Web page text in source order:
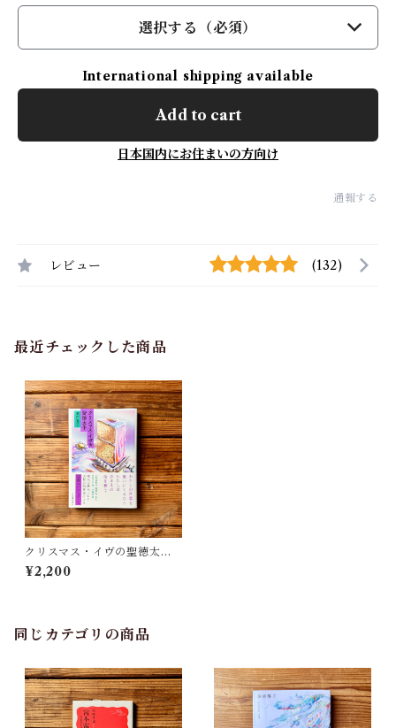
選択する（必須）
International shipping available
Add to cart
日本国内にお住まいの方向け
通報する
レビュー (132)
最近チェックした商品
クリスマス・イヴの聖徳太子
｜瀬戸 夏子
¥2,200
同じカテゴリの商品